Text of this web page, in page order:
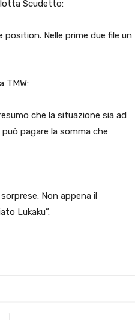
lotta Scudetto:
position. Nelle prime due file un
TMW:
che la situazione sia ad
pagare la somma che
Non appena il
Lukaku”.